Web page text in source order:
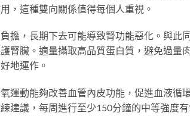
，這種雙向關係值得每個人重視。
擔，長期下去可能導致腎功能惡化。與此同
腎臟。適量攝取高品質蛋白質，避免過量
地運作。
運動能夠改善血管內皮功能，促進血液循
建議，每周進行至少150分鐘的中等強度